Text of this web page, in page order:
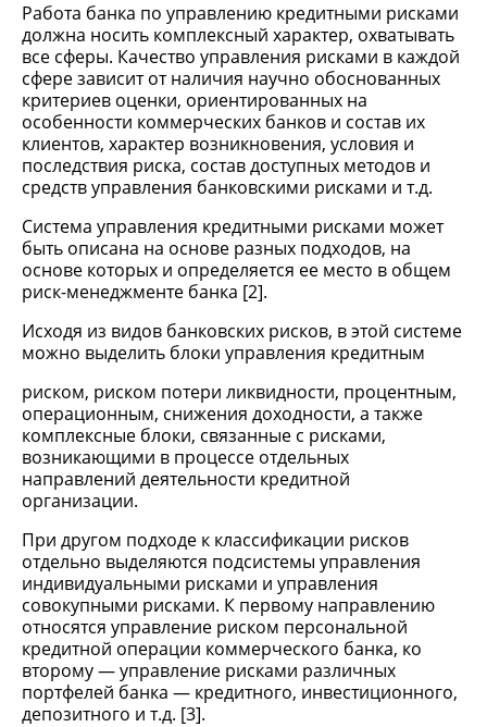
Работа банка по управлению кредитными рисками
должна носить комплексный характер, охватывать
все сферы. Качество управления рисками в каждой
сфере зависит от наличия научно обоснованных
критериев оценки, ориентированных на
особенности коммерческих банков и состав их
клиентов, характер возникновения, условия и
последствия риска, состав доступных методов и
средств управления банковскими рисками и т.д.
Система управления кредитными рисками может
быть описана на основе разных подходов, на
основе которых и определяется ее место в общем
риск-менеджменте банка [2].
Исходя из видов банковских рисков, в этой системе
можно выделить блоки управления кредитным
риском, риском потери ликвидности, процентным,
операционным, снижения доходности, а также
комплексные блоки, связанные с рисками,
возникающими в процессе отдельных
направлений деятельности кредитной
организации.
При другом подходе к классификации рисков
отдельно выделяются подсистемы управления
индивидуальными рисками и управления
совокупными рисками. К первому направлению
относятся управление риском персональной
кредитной операции коммерческого банка, ко
второму — управление рисками различных
портфелей банка — кредитного, инвестиционного,
депозитного и т.д. [3].